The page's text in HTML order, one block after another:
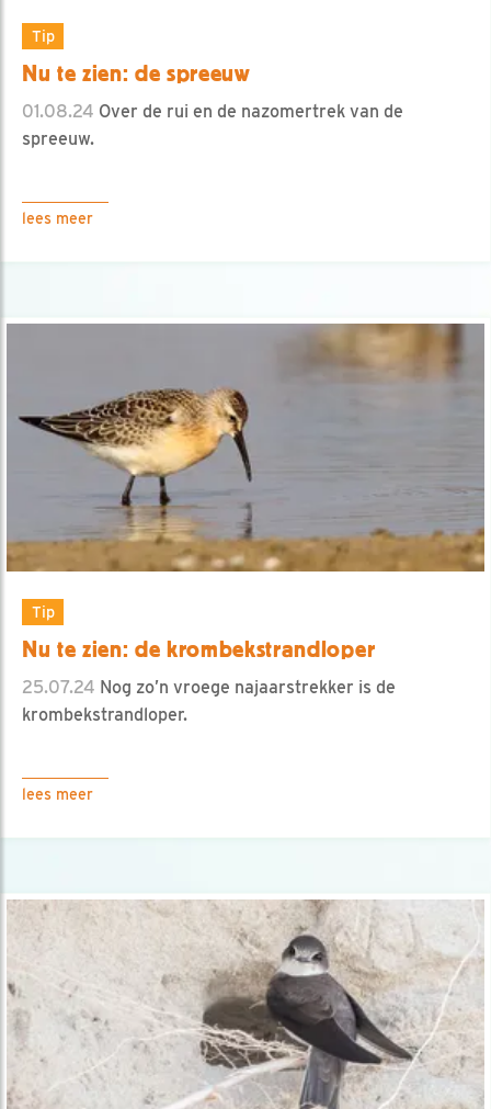
Tip
Nu te zien: de spreeuw
01.08.24 Over de rui en de nazomertrek van de
spreeuw.
lees meer
Tip
Nu te zien: de krombekstrandloper
25.07.24 Nog zo’n vroege najaarstrekker is de
krombekstrandloper.
lees meer